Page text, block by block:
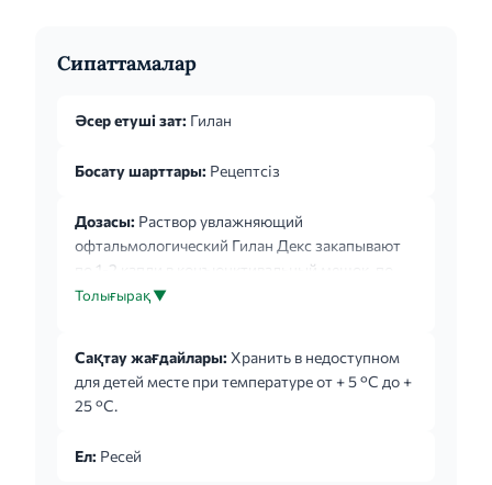
Сипаттамалар
Әсер етуші зат: Гилан
Босату шарттары: Рецептсіз
Дозасы: Раствор увлажняющий
офтальмологический Гилан Декс закапывают
по 1-2 капли в конъюнктивальный мешок, по
мере необходимости до 6 раз в сутки.
капельным дозатором: 1. Удалить
предохранительное кольцо перед первым
использованием флакона. 2. Осторожно снять
перевернуть флакон дозатором вниз,
Толығырақ ▼
Сақтау жағдайлары: Хранить в недоступном
для детей месте при температуре от + 5 °С до +
25 °С.
Ел: Ресей